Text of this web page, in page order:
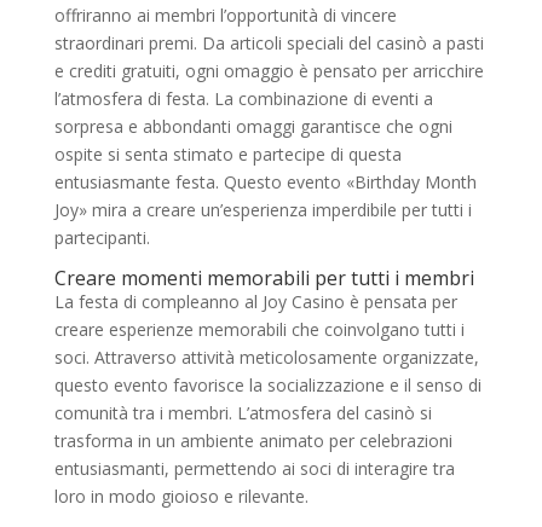
offriranno ai membri l’opportunità di vincere
straordinari premi. Da articoli speciali del casinò a pasti
e crediti gratuiti, ogni omaggio è pensato per arricchire
l’atmosfera di festa. La combinazione di eventi a
sorpresa e abbondanti omaggi garantisce che ogni
ospite si senta stimato e partecipe di questa
entusiasmante festa. Questo evento «Birthday Month
Joy» mira a creare un’esperienza imperdibile per tutti i
partecipanti.
Creare momenti memorabili per tutti i membri
La festa di compleanno al Joy Casino è pensata per
creare esperienze memorabili che coinvolgano tutti i
soci. Attraverso attività meticolosamente organizzate,
questo evento favorisce la socializzazione e il senso di
comunità tra i membri. L’atmosfera del casinò si
trasforma in un ambiente animato per celebrazioni
entusiasmanti, permettendo ai soci di interagire tra
loro in modo gioioso e rilevante.